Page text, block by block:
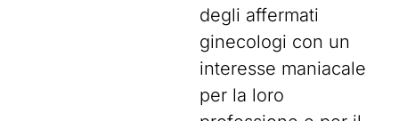
degli affermati
ginecologi con un
interesse maniacale
per la loro